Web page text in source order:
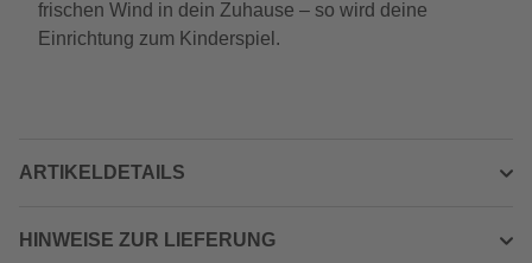
frischen Wind in dein Zuhause – so wird deine
Einrichtung zum Kinderspiel.
ARTIKELDETAILS
HINWEISE ZUR LIEFERUNG